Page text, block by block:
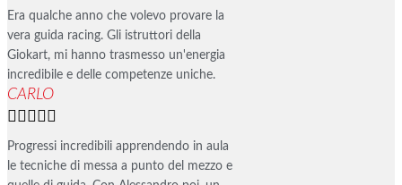
Era qualche anno che volevo provare la
vera guida racing. Gli istruttori della
Giokart, mi hanno trasmesso un'energia
incredibile e delle competenze uniche.
CARLO
    
Progressi incredibili apprendendo in aula
le tecniche di messa a punto del mezzo e